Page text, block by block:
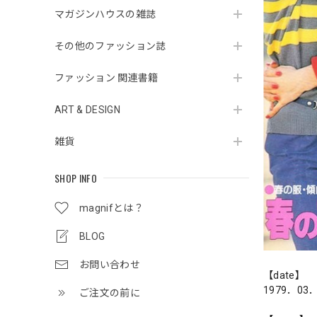
マガジンハウスの雑誌
その他のファッション誌
ファッション 関連書籍
ART & DESIGN
雑貨
SHOP INFO
magnifとは？
BLOG
お問い合わせ
ご注文の前に
【date】
1979．03